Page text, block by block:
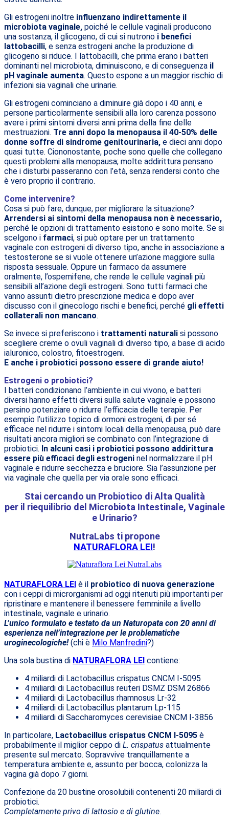
Gli estrogeni inoltre influenzano indirettamente il
microbiota vaginale, poiché le cellule vaginali producono
una sostanza, il glicogeno, di cui si nutrono i benefici
lattobacilli, e senza estrogeni anche la produzione di
glicogeno si riduce. I lattobacilli, che prima erano i batteri
dominanti nel microbiota, diminuiscono, e di conseguenza il
pH vaginale aumenta. Questo espone a un maggior rischio di
infezioni sia vaginali che urinarie.
Gli estrogeni cominciano a diminuire già dopo i 40 anni, e
persone particolarmente sensibili alla loro carenza possono
avere i primi sintomi diversi anni prima della fine delle
mestruazioni. Tre anni dopo la menopausa il 40-50% delle
donne soffre di sindrome genitourinaria, e dieci anni dopo
quasi tutte. Ciononostante, poche sono quelle che collegano
questi problemi alla menopausa; molte addirittura pensano
che i disturbi passeranno con l’età, senza rendersi conto che
è vero proprio il contrario.
Come intervenire?
Cosa si può fare, dunque, per migliorare la situazione?
Arrendersi ai sintomi della menopausa non è necessario,
perché le opzioni di trattamento esistono e sono molte. Se si
scelgono i farmaci, si può optare per un trattamento
vaginale con estrogeni di diverso tipo, anche in associazione a
testosterone se si vuole ottenere un’azione maggiore sulla
risposta sessuale. Oppure un farmaco da assumere
oralmente, l’ospemifene, che rende le cellule vaginali più
sensibili all’azione degli estrogeni. Sono tutti farmaci che
vanno assunti dietro prescrizione medica e dopo aver
discusso con il ginecologo rischi e benefici, perché gli effetti
collaterali non mancano.
Se invece si preferiscono i trattamenti naturali si possono
scegliere creme o ovuli vaginali di diverso tipo, a base di acido
ialuronico, colostro, fitoestrogeni.
E anche i probiotici possono essere di grande aiuto!
Estrogeni o probiotici?
I batteri condizionano l’ambiente in cui vivono, e batteri
diversi hanno effetti diversi sulla salute vaginale e possono
persino potenziare o ridurre l’efficacia delle terapie. Per
esempio l’utilizzo topico di ormoni estrogeni, di per sé
efficace nel ridurre i sintomi locali della menopausa, può dare
risultati ancora migliori se combinato con l’integrazione di
probiotici. In alcuni casi i probiotici possono addirittura
essere più efficaci degli estrogeni nel normalizzare il pH
vaginale e ridurre secchezza e bruciore. Sia l’assunzione per
via vaginale che quella per via orale sono efficaci.
Stai cercando un Probiotico di Alta Qualità
per il riequilibrio del Microbiota Intestinale, Vaginale
e Urinario?
NutraLabs ti propone
NATURAFLORA LEI!
NATURAFLORA LEI è il probiotico di nuova generazione
con i ceppi di microrganismi ad oggi ritenuti più importanti per
ripristinare e mantenere il benessere femminile a livello
intestinale, vaginale e urinario.
L’unico formulato e testato da un Naturopata con 20 anni di
esperienza nell’integrazione per le problematiche
uroginecologiche!(chi è Milo Manfredini?)
Una sola bustina di NATURAFLORA LEI contiene:
4 miliardi di Lactobacillus crispatus CNCM I-5095
4 miliardi di Lactobacillus reuteri DSMZ DSM 26866
4 miliardi di Lactobacillus rhamnosus Lr-32
4 miliardi di Lactobacillus plantarum Lp-115
4 miliardi di Saccharomyces cerevisiae CNCM I-3856
In particolare, Lactobacillus crispatus CNCM I-5095 è
probabilmente il miglior ceppo di L. crispatus attualmente
presente sul mercato. Sopravvive tranquillamente a
temperatura ambiente e, assunto per bocca, colonizza la
vagina già dopo 7 giorni.
Confezione da 20 bustine orosolubili contenenti 20 miliardi di
probiotici.
Completamente privo di lattosio e di glutine.